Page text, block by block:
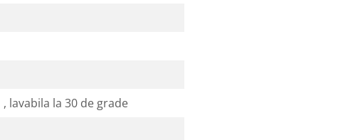
lavabila la 30 de grade